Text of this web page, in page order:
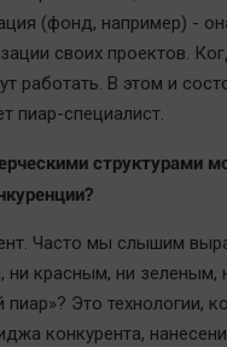
(фонд, например) -
своих проектов.
работать. В этом и
пиар-специалист.
структурами
Часто мы слышим
ни красным, ни зеленым,
Это технологии,
конкурента,